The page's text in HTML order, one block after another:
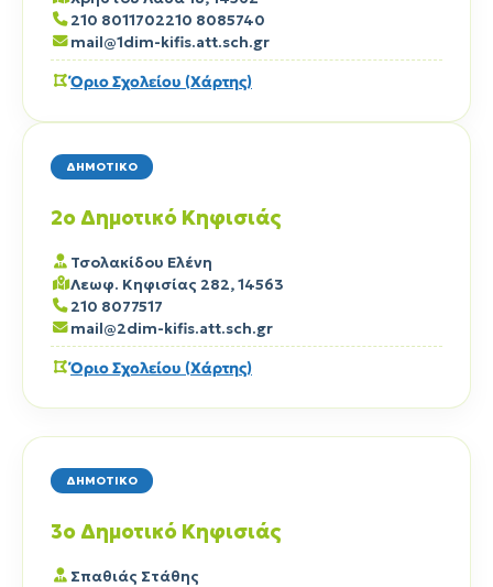
210 8011702210 8085740
mail@1dim-kifis.att.sch.gr
Όριο Σχολείου (Χάρτης)
ΔΗΜΟΤΙΚΟ
2ο Δημοτικό Κηφισιάς
Τσολακίδου Ελένη
Λεωφ. Κηφισίας 282, 14563
210 8077517
mail@2dim-kifis.att.sch.gr
Όριο Σχολείου (Χάρτης)
ΔΗΜΟΤΙΚΟ
3ο Δημοτικό Κηφισιάς
Σπαθιάς Στάθης